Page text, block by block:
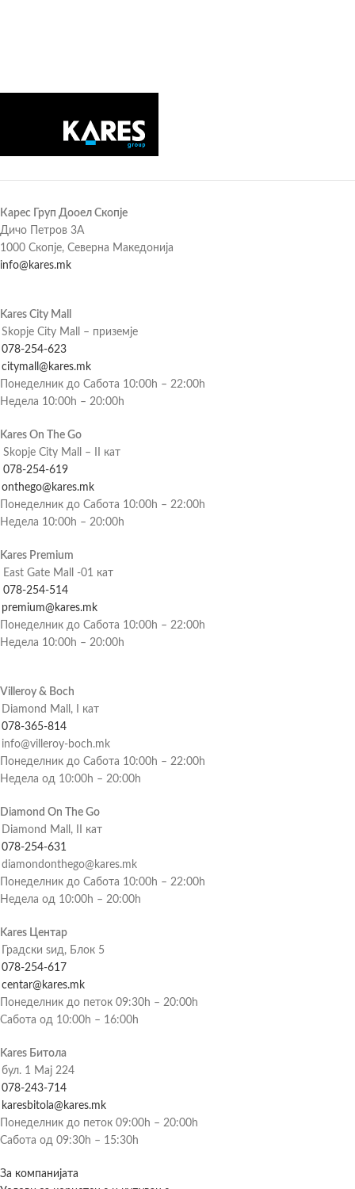
Карес Груп Дооел Скопје
Дичо Петров 3А
1000 Скопје, Северна Македонија
info@kares.mk
Kares City Mall
Skopje City Mall – приземје
078-254-623
citymall@kares.mk
Понеделник до Сабота 10:00h – 22:00h
Недела 10:00h – 20:00h
Kares On The Go
Skopje City Mall – II кат
078-254-619
onthego@kares.mk
Понеделник до Сабота 10:00h – 22:00h
Недела 10:00h – 20:00h
Kares Premium
East Gate Mall -01 кат
078-254-514
premium@kares.mk
Понеделник до Сабота 10:00h – 22:00h
Недела 10:00h – 20:00h
Villeroy & Boch
Diamond Mall, I кат
078-365-814
info@villeroy-boch.mk
Понеделник до Сабота 10:00h – 22:00h
Недела од 10:00h – 20:00h
Diamond On The Go
Diamond Mall, II кат
078-254-631
diamondonthego@kares.mk
Понеделник до Сабота 10:00h – 22:00h
Недела од 10:00h – 20:00h
Kares Центар
Градски ѕид, Блок 5
078-254-617
centar@kares.mk
Понеделник до петок 09:30h – 20:00h
Сабота од 10:00h – 16:00h
Kares Битола
бул. 1 Мај 224
078-243-714
karesbitola@kares.mk
Понеделник до петок 09:00h – 20:00h
Сабота од 09:30h – 15:30h
За компанијата